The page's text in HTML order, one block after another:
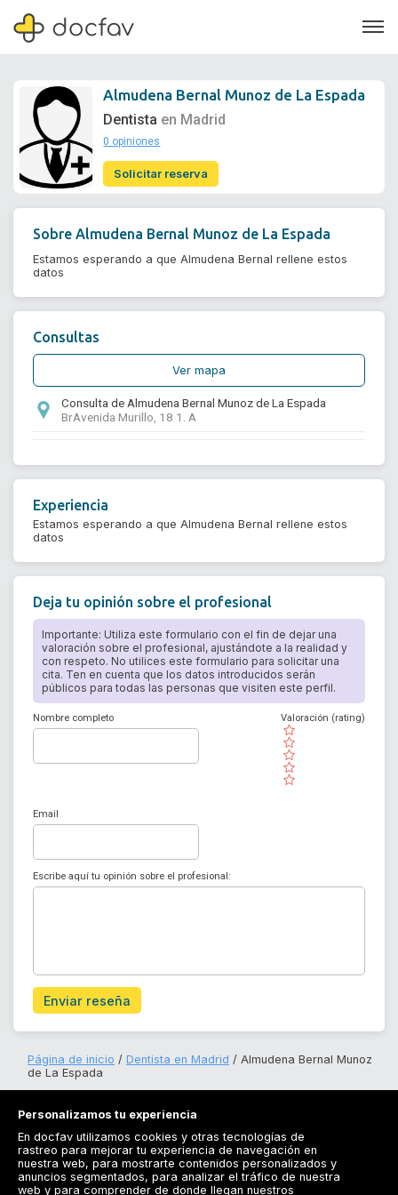
Soporte
¿Eres un doctor?
Almudena Bernal Munoz de La Espada
Dentista en Madrid
0 opiniones
Solicitar reserva
SobreAlmudena Bernal Munoz de La Espada
Estamos esperando a que Almudena Bernal rellene estos
datos
Consultas
Ver mapa
Consulta de Almudena Bernal Munoz de La Espada
BrAvenida Murillo, 18 1. A
Experiencia
Estamos esperando a que Almudena Bernal rellene estos
datos
Deja tu opinión sobre el profesional
Importante: Utiliza este formulario con el fin de dejar una
valoración sobre el profesional, ajustándote a la realidad y
con respeto. No utilices este formulario para solicitar una
cita. Ten en cuenta que los datos introducidos serán
públicos para todas las personas que visiten este perfil.
Nombre completo
( )
( )
( )
( )
( )
Valoración (rating)
Email
Escribe aquí tu opinión sobre el profesional:
Enviar reseña
Página de inicio Dentista en Madrid
Almudena Bernal Munoz
de La Espada
Registrarse
Personalizamos tu experiencia
En docfav utilizamos cookies y otras tecnologías de
rastreo para mejorar tu experiencia de navegación en
nuestra web, para mostrarte contenidos personalizados y
anuncios segmentados, para analizar el tráfico de nuestra
web y para comprender de donde llegan nuestros